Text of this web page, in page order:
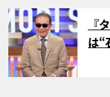
サムネ
『
は“